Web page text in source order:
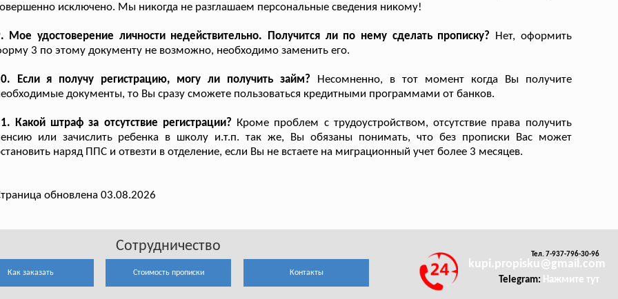
исключено. Мы никогда не разглашаем персональные сведения никому!
Мое удостоверение личности недействительно. Получится ли по нему сделать прописку? Нет, оформить
3 по этому документу не возможно, необходимо заменить его.
Если я получу регистрацию, могу ли получить займ? Несомненно, в тот момент когда Вы получите
документы, то Вы сразу сможете пользоваться кредитными программами от банков.
Какой штраф за отсутствие регистрации? Кроме проблем с трудоустройством, отсутствие права получить
или зачислить ребенка в школу и.т.п. так же, Вы обязаны понимать, что без прописки Вас может
наряд ППС и отвезти в отделение, если Вы не встаете на миграционный учет более 3 месяцев.
обновлена 03.08.2026
Сотрудничество
Как заказать Стоимость прописки Контакты
Тел. 7-937-796-30-96
kupi.propisku@gmail.com
Telegram: Нажмите тут